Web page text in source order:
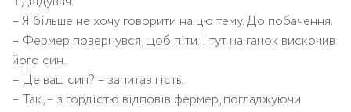
– Я більше не хочу говорити на цю тему. До побачення.
– Фермер повернувся, щоб піти. І тут на ганок вискочив
його син.
– Це ваш син? – запитав гість.
– Так, – з гордістю відповів фермер, погладжуючи